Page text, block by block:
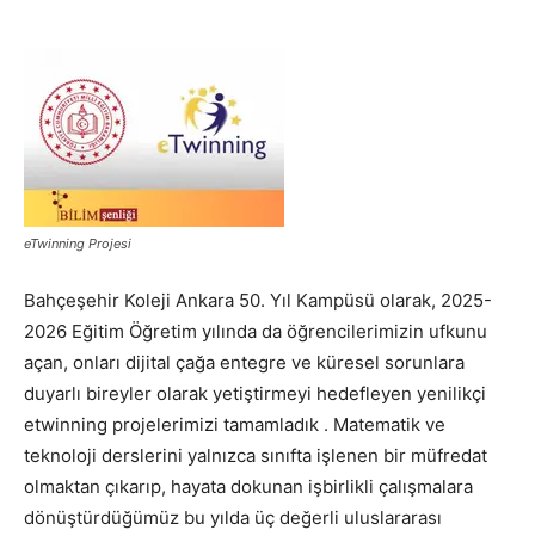
eTwinning Projesi
Bahçeşehir Koleji Ankara 50. Yıl Kampüsü olarak, 2025-
2026 Eğitim Öğretim yılında da öğrencilerimizin ufkunu
açan, onları dijital çağa entegre ve küresel sorunlara
duyarlı bireyler olarak yetiştirmeyi hedefleyen yenilikçi
etwinning projelerimizi tamamladık . Matematik ve
teknoloji derslerini yalnızca sınıfta işlenen bir müfredat
olmaktan çıkarıp, hayata dokunan işbirlikli çalışmalara
dönüştürdüğümüz bu yılda üç değerli uluslararası